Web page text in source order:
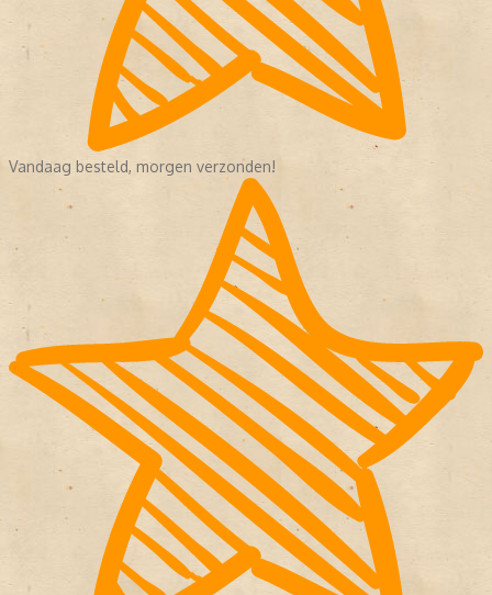
Vandaag besteld, morgen verzonden!